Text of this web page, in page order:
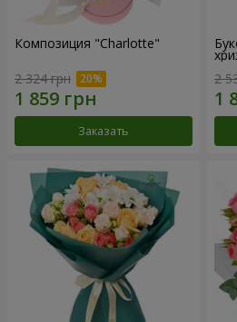
Композиция "Charlotte"
2 324 грн
Заказать
2